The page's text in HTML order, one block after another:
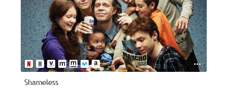
Shameless